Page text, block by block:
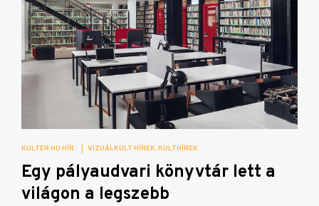
KULTER.HU HÍR VIZUÁLKULT HÍREK KULTHÍREK
Egy pályaudvari könyvtár lett a
világon a legszebb